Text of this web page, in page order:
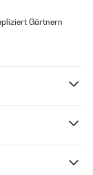
Gärtnern